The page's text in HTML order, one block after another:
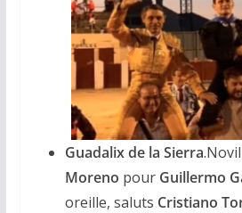
Guadalix de la Sierra
Moreno pour Guillermo
oreille, saluts Cristiano